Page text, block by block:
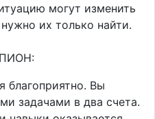
могут изменить
их только найти.
благоприятно. Вы
задачами в два счета.